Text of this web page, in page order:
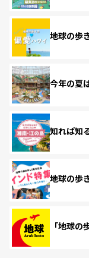
地球の歩
今年の夏
知れば知
地球の歩
「地球